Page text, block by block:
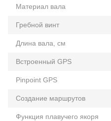
Материал вала
Гребной винт
Длина вала, см
Встроенный GPS
Pinpoint GPS
Создание маршрутов
Функция плавучего якоря